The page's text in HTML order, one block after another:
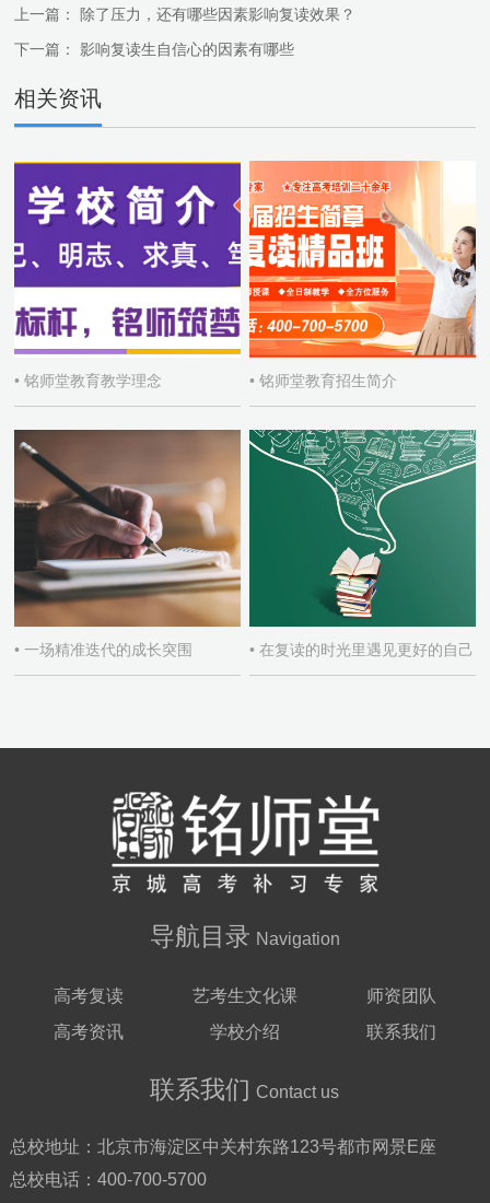
上一篇：
除了压力，还有哪些因素影响复读效果？
下一篇：
影响复读生自信心的因素有哪些
相关资讯
• 铭师堂教育教学理念 • 铭师堂教育招生简介
• 一场精准迭代的成长突围 • 在复读的时光里遇见更好的自己
导航目录 Navigation
高考复读 艺考生文化课
师资团队
高考资讯
学校介绍 联系我们
联系我们 Contact us
总校地址： 北京市海淀区中关村东路123号都市网景E座
总校电话： 400-700-5700